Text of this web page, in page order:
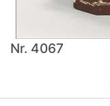
Nr. 4067